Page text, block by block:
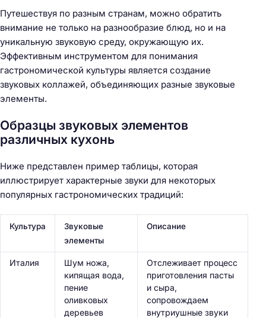
Путешествуя по разным странам, можно обратить
внимание не только на разнообразие блюд, но и на
уникальную звуковую среду, окружающую их.
Эффективным инструментом для понимания
гастрономической культуры является создание
звуковых коллажей, объединяющих разные звуковые
элементы.
Образцы звуковых элементов
различных кухонь
Ниже представлен пример таблицы, которая
иллюстрирует характерные звуки для некоторых
популярных гастрономических традиций:
Культура
Звуковые
элементы
Описание
Италия
Шум ножа,
кипящая вода,
пение
оливковых
деревьев
Отслеживает процесс
приготовления пасты
и сыра,
сопровождаем
внутриушные звуки